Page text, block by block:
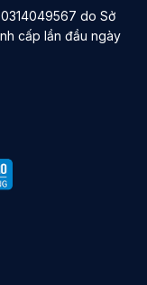
do Sở
cấp lần đầu ngày